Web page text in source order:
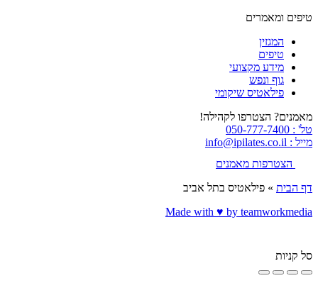
טיפים ומאמרים
המגזין
טיפים
מידע מקצועי
גוף ונפש
פילאטיס שיקומי
מאמנים? הצטרפו לקהילה!
טל' : 050-777-7400
מייל : info@ipilates.co.il
הצטרפות מאמנים
דף הבית » פילאטיס בתל אביב
Made with ♥️ by teamworkmedia
סל קניות